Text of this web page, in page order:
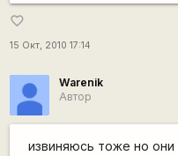
favorite_border
15 Окт, 2010 17:14
Warenik
Автор
извиняюсь тоже но